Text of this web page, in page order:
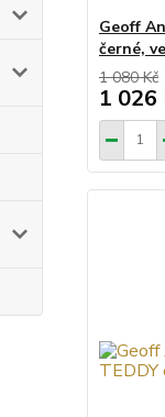
Geoff
černé,
1 080 Kč
1 026